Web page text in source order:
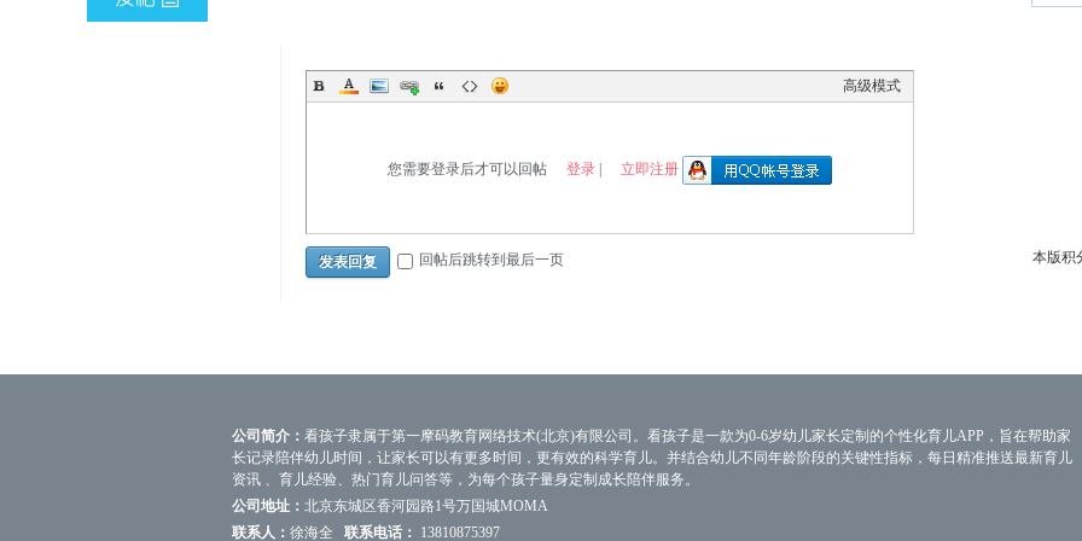
高级模式
您需要登录后才可以回帖 登录 立即注册
本版积
发表回复 回帖后跳转到最后一页
公司简介： 看孩子隶属于第一摩码教育网络技术(北京)有限公司。看孩子是一款为0-6岁幼儿家长定制的个性化育儿APP，旨在帮助家
长记录陪伴幼儿时间，让家长可以有更多时间，更有效的科学育儿。并结合幼儿不同年龄阶段的关键性指标，每日精准推送最新育儿
资讯 、育儿经验、热门育儿问答等，为每个孩子量身定制成长陪伴服务。
公司地址： 北京东城区香河园路1号万国城MOMA
联系人： 徐海全 联系电话： 13810875397